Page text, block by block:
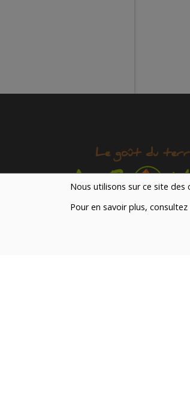
Nous utilisons sur ce site
Pour en savoir plus,
Notre magasin situé à